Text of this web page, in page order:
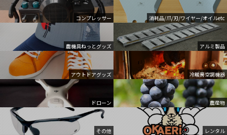
コンプレッサー 消耗品/爪/刃/ワイヤー/オイルetc
農機具ねっとグッズ アルミ製品
アウトドアグッズ 冷暖房空調機器
ドローン 農産物
その他 レンタル